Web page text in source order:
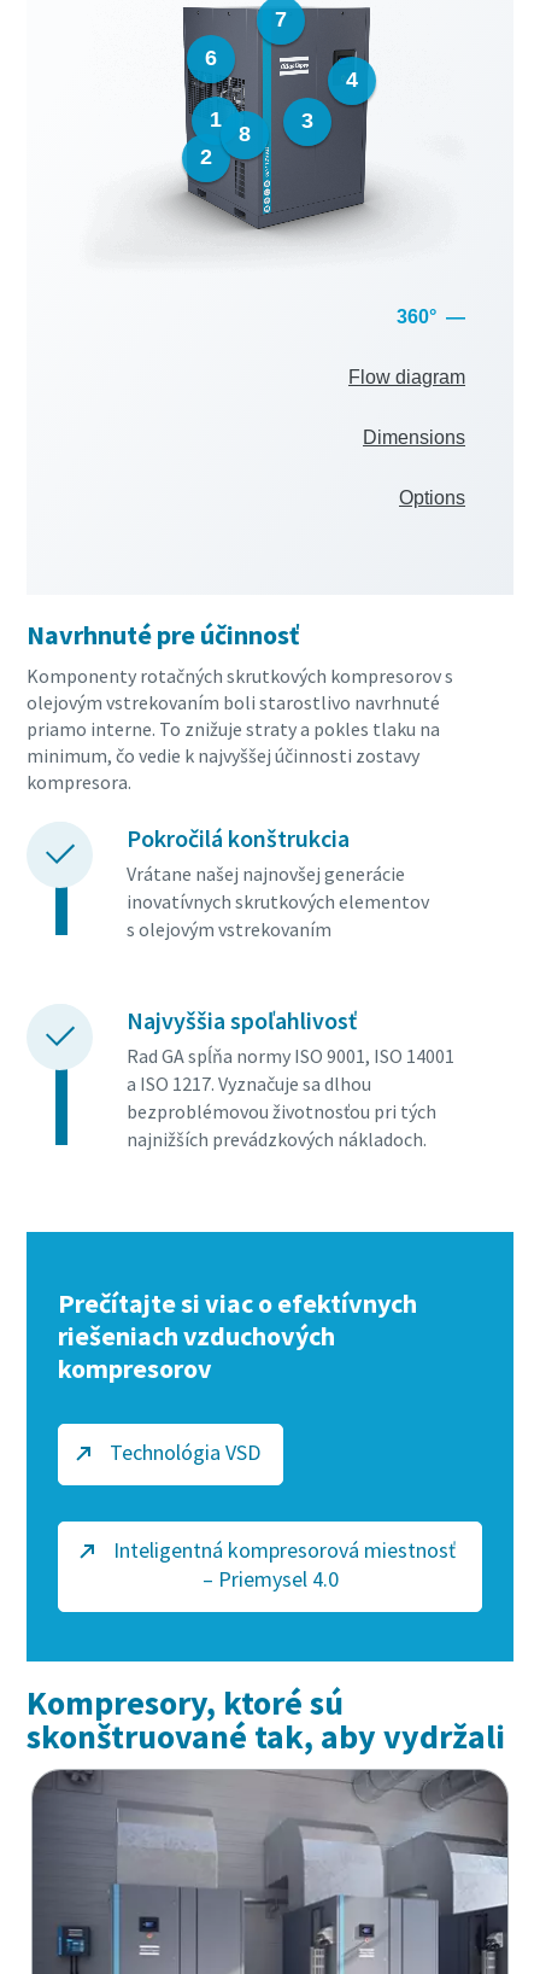
Navrhnuté pre účinnosť
Komponenty rotačných skrutkových kompresorov s
olejovým vstrekovaním boli starostlivo navrhnuté
priamo interne. To znižuje straty a pokles tlaku na
minimum, čo vedie k najvyššej účinnosti zostavy
kompresora.
Pokročilá konštrukcia
Vrátane našej najnovšej generácie
inovatívnych skrutkových elementov
s olejovým vstrekovaním
Najvyššia spoľahlivosť
Rad GA spĺňa normy ISO 9001, ISO 14001
a ISO 1217. Vyznačuje sa dlhou
bezproblémovou životnosťou pri tých
najnižších prevádzkových nákladoch.
Prečítajte si viac o efektívnych
riešeniach vzduchových
kompresorov
Technológia VSD
Inteligentná kompresorová miestnosť
– Priemysel 4.0
Kompresory, ktoré sú
skonštruované tak, aby vydržali